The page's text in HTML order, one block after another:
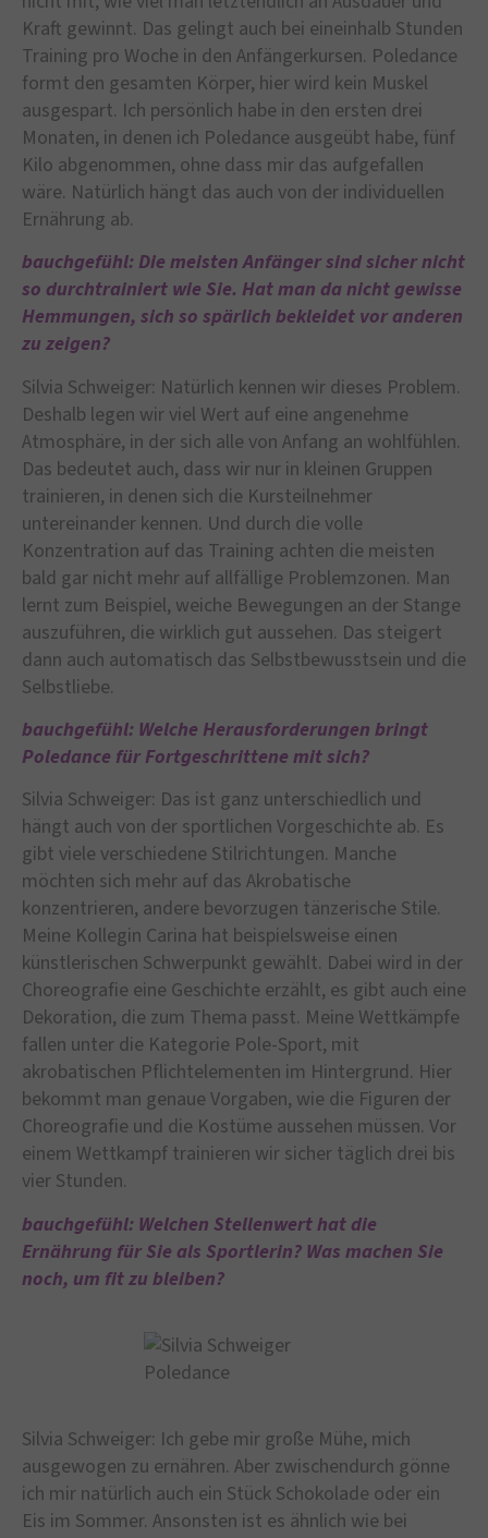
Kraft gewinnt. Das gelingt auch bei eineinhalb Stunden
Training pro Woche in den Anfängerkursen. Poledance
formt den gesamten Körper, hier wird kein Muskel
ausgespart. Ich persönlich habe in den ersten drei
Monaten, in denen ich Poledance ausgeübt habe, fünf
Kilo abgenommen, ohne dass mir das aufgefallen
wäre. Natürlich hängt das auch von der individuellen
Ernährung ab.
bauchgefühl: Die meisten Anfänger sind sicher nicht
so durchtrainiert wie Sie. Hat man da nicht gewisse
Hemmungen, sich so spärlich bekleidet vor anderen
zu zeigen?
Silvia Schweiger: Natürlich kennen wir dieses Problem.
Deshalb legen wir viel Wert auf eine angenehme
Atmosphäre, in der sich alle von Anfang an wohlfühlen.
Das bedeutet auch, dass wir nur in kleinen Gruppen
trainieren, in denen sich die Kursteilnehmer
untereinander kennen. Und durch die volle
Konzentration auf das Training achten die meisten
bald gar nicht mehr auf allfällige Problemzonen. Man
lernt zum Beispiel, weiche Bewegungen an der Stange
auszuführen, die wirklich gut aussehen. Das steigert
dann auch automatisch das Selbstbewusstsein und die
Selbstliebe.
bauchgefühl: Welche Herausforderungen bringt
Poledance für Fortgeschrittene mit sich?
Silvia Schweiger: Das ist ganz unterschiedlich und
hängt auch von der sportlichen Vorgeschichte ab. Es
gibt viele verschiedene Stilrichtungen. Manche
möchten sich mehr auf das Akrobatische
konzentrieren, andere bevorzugen tänzerische Stile.
Meine Kollegin Carina hat beispielsweise einen
künstlerischen Schwerpunkt gewählt. Dabei wird in der
Choreografie eine Geschichte erzählt, es gibt auch eine
Dekoration, die zum Thema passt. Meine Wettkämpfe
fallen unter die Kategorie Pole-Sport, mit
akrobatischen Pflichtelementen im Hintergrund. Hier
bekommt man genaue Vorgaben, wie die Figuren der
Choreografie und die Kostüme aussehen müssen. Vor
einem Wettkampf trainieren wir sicher täglich drei bis
vier Stunden.
bauchgefühl: Welchen Stellenwert hat die
Ernährung für Sie als Sportlerin? Was machen Sie
noch, um fit zu bleiben?
Silvia Schweiger: Ich gebe mir große Mühe, mich
ausgewogen zu ernähren. Aber zwischendurch gönne
ich mir natürlich auch ein Stück Schokolade oder ein
Eis im Sommer. Ansonsten ist es ähnlich wie bei